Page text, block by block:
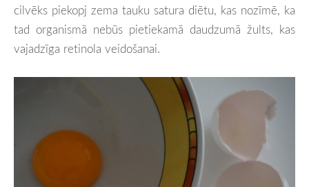
cilvēks piekopj zema tauku satura diētu, kas nozīmē, ka
tad organismā nebūs pietiekamā daudzumā žults, kas
vajadzīga retinola veidošanai.